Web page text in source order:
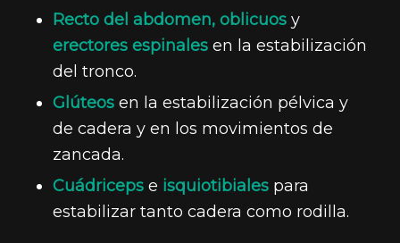
Recto del abdomen, oblicuos y
erectores espinalesen la estabilización
del tronco.
Glúteos en la estabilización pélvica y
de cadera y en los movimientos de
zancada.
Cuádriceps e isquiotibialespara
estabilizar tanto cadera como rodilla.